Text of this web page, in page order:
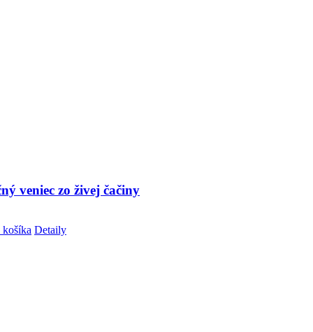
veniec zo živej čačiny
Detaily